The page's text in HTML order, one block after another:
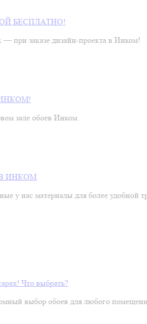
БЕСПЛАТНО!
при заказе дизайн‑проекта в Инком!
зале обоев Инком.
ИНКОМ
у нас материалы для более удобной
Что выбрать?
выбор обоев для любого